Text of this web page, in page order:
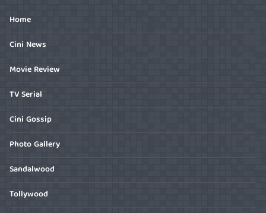
Home
Cini News
Movie Review
TV Serial
Cini Gossip
Photo Gallery
Sandalwood
Tollywood